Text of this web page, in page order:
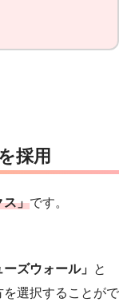
採用
ス」です。
ーズウォール」 と
を選択することがで